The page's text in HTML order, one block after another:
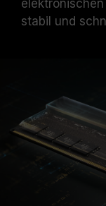
stabil und